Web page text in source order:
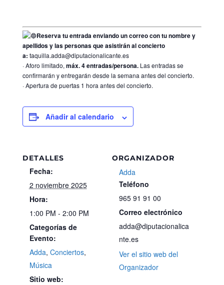
Reserva tu entrada enviando un correo con tu nombre y
apellidos y las personas que asistirán al concierto
a: taquilla.adda@diputacionalicante.es
· Aforo limitado, máx. 4 entradas/persona.Las entradas se
confirmarán y entregarán desde la semana antes del concierto.
· Apertura de puertas 1 hora antes del concierto.
Añadir al calendario
DETALLES
Fecha:
2 noviembre 2025
Hora:
1:00 PM - 2:00 PM
Categorías de
Evento:
Adda, Conciertos,
Música
Sitio web:
ORGANIZADOR
Adda
Teléfono
965 91 91 00
Correo electrónico
adda@diputacionalica
nte.es
Ver el sitio web del
Organizador